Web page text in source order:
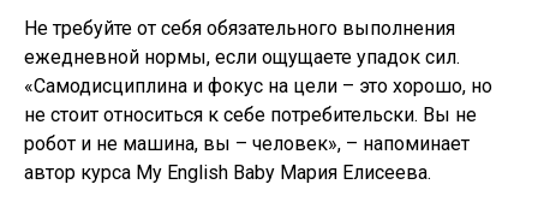
Не требуйте от себя обязательного выполнения
ежедневной нормы, если ощущаете упадок сил.
«Самодисциплина и фокус на цели – это хорошо, но
не стоит относиться к себе потребительски. Вы не
робот и не машина, вы – человек», – напоминает
автор курса My English Baby Мария Елисеева.